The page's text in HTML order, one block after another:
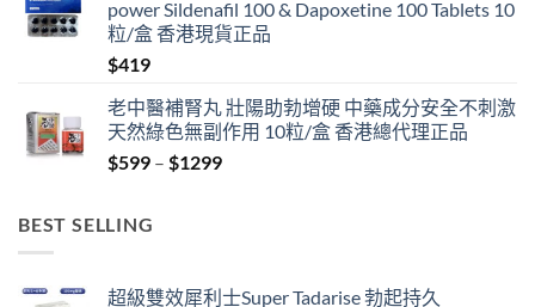
power Sildenafil 100 & Dapoxetine 100 Tablets 10
粒/盒 香港現貨正品
$419
老中醫補腎丸 壯陽助勃增硬 中藥成分安全不刺激
天然綠色無副作用 10粒/盒 香港總代理正品
$599 – $1299Price
BEST SELLING
超級雙效犀利士Super Tadarise 勃起持久